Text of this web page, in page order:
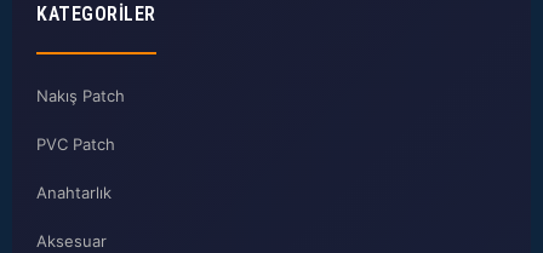
KATEGORILER
Nakış Patch
PVC Patch
Anahtarlık
Aksesuar